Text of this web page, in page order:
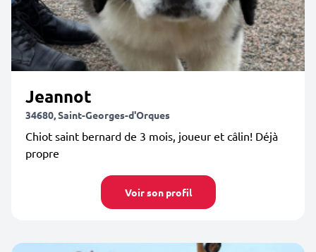
Jeannot
34680, Saint-Georges-d'Orques
Chiot saint bernard de 3 mois, joueur et câlin! Déjà
propre
Voir son profil